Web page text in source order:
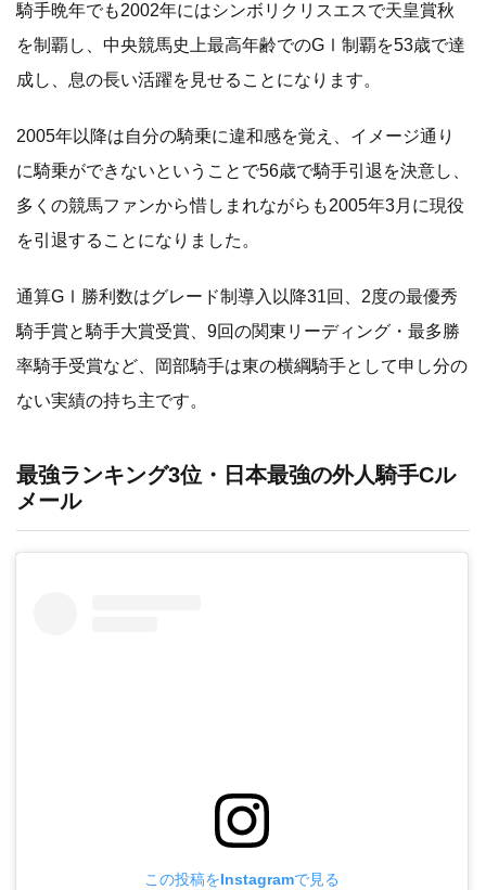
騎手晩年でも2002年にはシンボリクリスエスで天皇賞秋
を制覇し、中央競馬史上最高年齢でのGⅠ制覇を53歳で達
成し、息の長い活躍を見せることになります。
2005年以降は自分の騎乗に違和感を覚え、イメージ通り
に騎乗ができないということで56歳で騎手引退を決意し、
多くの競馬ファンから惜しまれながらも2005年3月に現役
を引退することになりました。
通算GⅠ勝利数はグレード制導入以降31回、2度の最優秀
騎手賞と騎手大賞受賞、9回の関東リーディング・最多勝
率騎手受賞など、岡部騎手は東の横綱騎手として申し分の
ない実績の持ち主です。
最強ランキング3位・日本最強の外人騎手Cル
メール
この投稿をInstagramで見る